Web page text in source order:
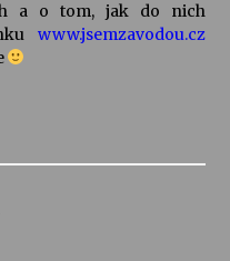
a o tom, jak do nich
www.jsemzavodou.cz